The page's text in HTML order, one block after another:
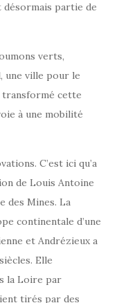
désormais partie de
verts,
une ville pour le
transformé cette
à une mobilité
C’est ici qu’a
de Louis Antoine
des Mines. La
continentale d’une
et Andrézieux a
Elle
la Loire par
tirés par des